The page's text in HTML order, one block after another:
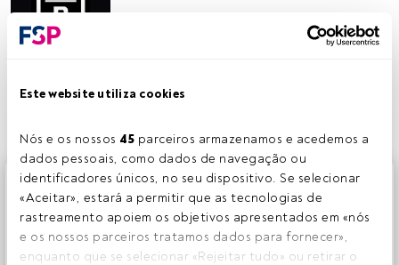
Este website utiliza cookies
Nós e os nossos 45 parceiros armazenamos e acedemos a
dados pessoais, como dados de navegação ou
identificadores únicos, no seu dispositivo. Se selecionar
«Aceitar», estará a permitir que as tecnologias de
rastreamento apoiem os objetivos apresentados em «nós
e os nossos parceiros tratamos dados para fornecer»,
enquanto que se selecionar «Rejeitar tudo» ou retirar o
Este é um artigo exclusivo para os utilizadores registados
da FundsPeople. Se já estiver registado, aceda através do
botão Login. Se ainda não tem conta, convidamo-lo a
registar-se e a desfrutar de todo o universo que a
FundsPeople oferece.